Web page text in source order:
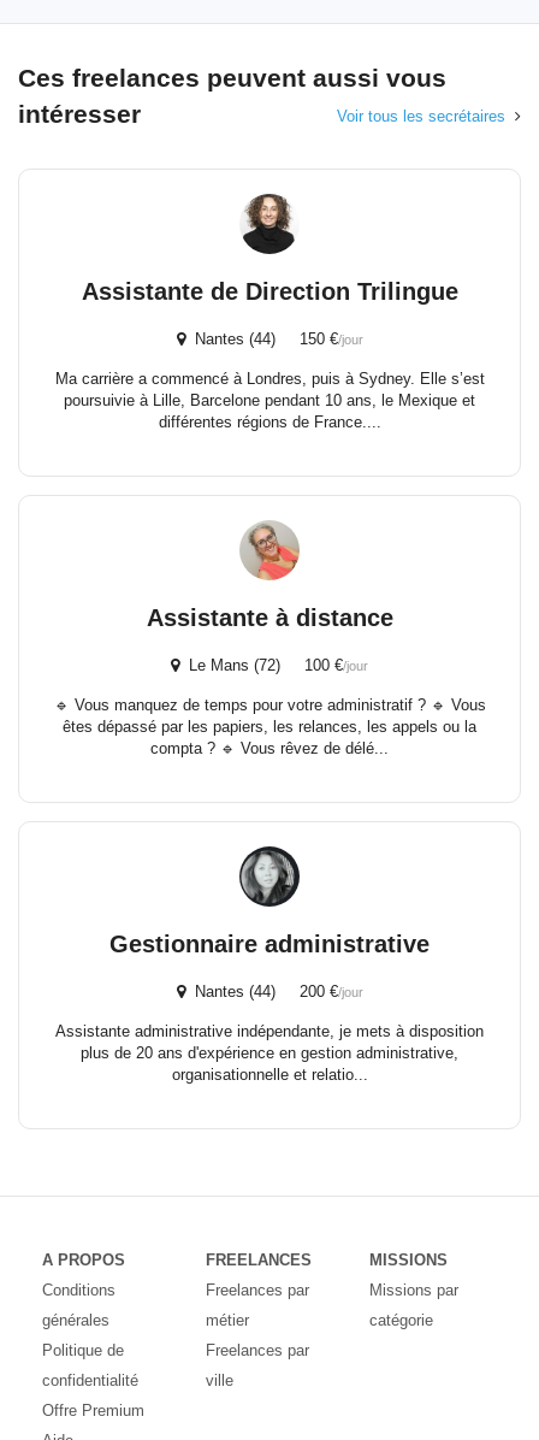
Ces freelances peuvent aussi vous
intéresser
Voir tous les secrétaires
Assistante de Direction Trilingue
Nantes (44) 150 €/jour
Ma carrière a commencé à Londres, puis à Sydney. Elle s’est
poursuivie à Lille, Barcelone pendant 10 ans, le Mexique et
différentes régions de France....
Assistante à distance
Le Mans (72) 100 €/jour
🔹 Vous manquez de temps pour votre administratif ? 🔹 Vous
êtes dépassé par les papiers, les relances, les appels ou la
compta ? 🔹 Vous rêvez de délé...
Gestionnaire administrative
Nantes (44) 200 €/jour
Assistante administrative indépendante, je mets à disposition
plus de 20 ans d'expérience en gestion administrative,
organisationnelle et relatio...
A PROPOS
Conditions
générales
Politique de
confidentialité
Offre Premium
FREELANCES
Freelances par
métier
Freelances par
ville
MISSIONS
Missions par
catégorie